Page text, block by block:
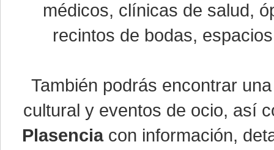
médicos, clínicas de salud,
recintos de bodas,
También podrás encontrar
cultural y eventos de ocio, así
Plasenciacon información,